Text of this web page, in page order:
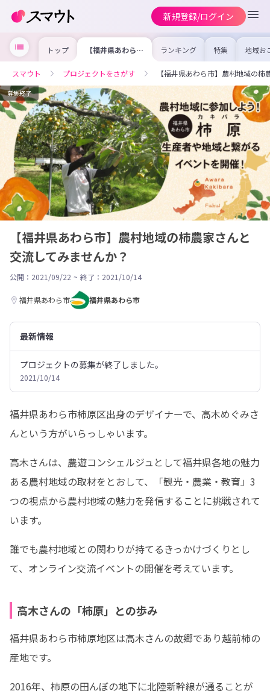
新規登録/ログイン
トップ 【福井県あわら
市】農村地域の柿
てみませんか？
ランキング 特集 地域お
の求
を集め
事内容
を比較
合った
けよう
スマウト プロジェクトをさがす 【福井県あわら市】農村地域の
募集終了
【福井県あわら市】農村地域の柿農家さんと
交流してみませんか？
公開：2021/09/22 ~ 終了：2021/10/14
福井県あわら市 福井県あわら市
最新情報
プロジェクトの募集が終了しました。
2021/10/14
福井県あわら市柿原区出身のデザイナーで、高木めぐみさ
んという方がいらっしゃいます。
高木さんは、農遊コンシェルジュとして福井県各地の魅力
ある農村地域の取材をとおして、「観光・農業・教育」3
つの視点から農村地域の魅力を発信することに挑戦されて
います。
誰でも農村地域との関わりが持てるきっかけづくりとし
て、オンライン交流イベントの開催を考えています。
高木さんの「柿原」との歩み
福井県あわら市柿原地区は高木さんの故郷であり越前柿の
産地です。
2016年、柿原の田んぼの地下に北陸新幹線が通ることが